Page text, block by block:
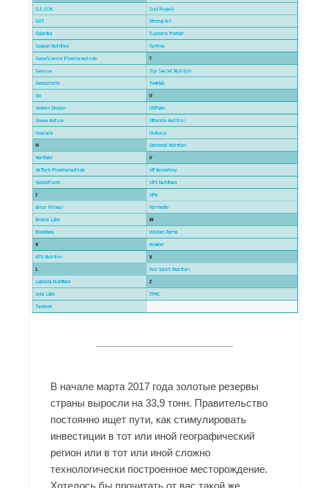
В начале марта 2017 года золотые резервы
страны выросли на 33,9 тонн. Правительство
постоянно ищет пути, как стимулировать
инвестиции в тот или иной географический
регион или в тот или иной сложно
технологически построенное месторождение.
Хотелось бы прочитать от вас такой же